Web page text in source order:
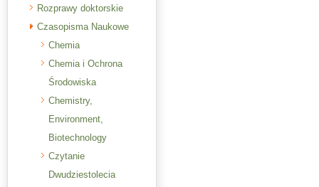
Rozprawy doktorskie
Czasopisma Naukowe
Chemia
Chemia i Ochrona
Środowiska
Chemistry,
Environment,
Biotechnology
Czytanie
Dwudziestolecia